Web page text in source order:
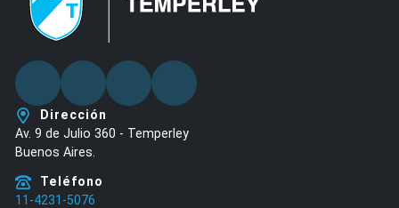
Facebook
Twitter
YoutubeInstagram
Dirección
Av. 9 de Julio 360 - Temperley
Buenos Aires.
Teléfono
11-4231-5076